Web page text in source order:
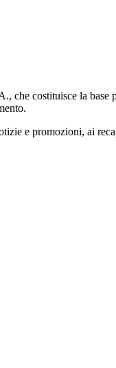
costituisce la base
e promozioni, ai